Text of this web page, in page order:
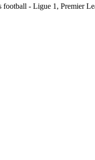
football - Ligue 1, Premier